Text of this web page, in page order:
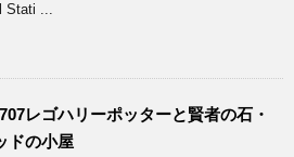
Stati ...
レゴハリーポッターと賢者の石・
ドの小屋